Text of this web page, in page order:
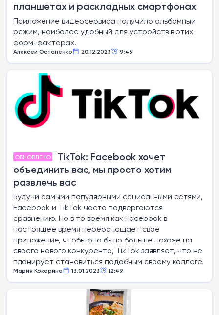
планшетах и раскладных смартфонах
Приложение видеосервиса получило альбомный
режим, наиболее удобный для устройств в этих
форм-факторах.
Алексей Остапенко 20.12.2023 9:45
ОБНОВЛЕНО
TikTok: Facebook хочет
объединить вас, мы просто хотим
развлечь вас
Будучи самыми популярными социальными сетями,
Facebook и TikTok часто подвергаются
сравнению. Но в то время как Facebook в
настоящее время переоснащает свое
приложение, чтобы оно было больше похоже на
своего нового конкурента, TikTok заявляет, что не
планирует становиться подобным своему коллеге.
Мария Кокорина 13.01.2023 12:49